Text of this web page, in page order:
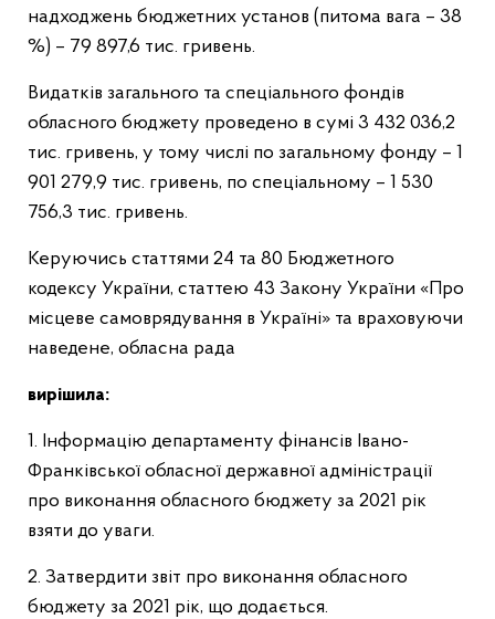
надходжень бюджетних установ (питома вага – 38
%) – 79 897,6 тис. гривень.
Видатків загального та спеціального фондів
обласного бюджету проведено в сумі 3 432 036,2
тис. гривень, у тому числі по загальному фонду – 1
901 279,9 тис. гривень, по спеціальному – 1 530
756,3 тис. гривень.
Керуючись статтями 24 та 80 Бюджетного
кодексу України, статтею 43 Закону України «Про
місцеве самоврядування в Україні» та враховуючи
наведене, обласна рада
вирішила:
1. Інформацію департаменту фінансів Івано-
Франківської обласної державної адміністрації
про виконання обласного бюджету за 2021 рік
взяти до уваги.
2. Затвердити звіт про виконання обласного
бюджету за 2021 рік, що додається.